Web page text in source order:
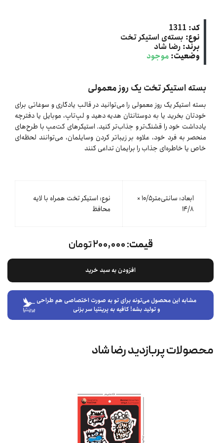
کد: 1311
نوع: بسته‌ی استیکر تخت
برند: رضا شاد
وضعیت: موجود
بسته استیکر تخت یک روز معمولی
بسته استیکر یک روز معمولی را می‌توانید در قالب یادگاری و سوغاتی برای
خودتان بخرید یا به دوستانتان هدیه دهید و لپ‌تاپ، موبایل یا دفترچه
یادداشت خود را قشنگ‌تر و جذاب‌تر کنید. استیکرهای کت‌مپ با طرح‌های
منحصر به فرد خود، علاوه بر زیباتر کردن وسایلمان، می‌توانند لحظه‌ای
خاص یا خاطره‌ای جذاب را برایمان تداعی کنند
ابعاد: سانتی‌متر۱۰/۵ ×
۱۴/٨
نوع: استیکر تخت همراه با لایه
محافظ
قیمت:۲۰۰,۰۰۰ تومان
افزودن به سبد خرید
مشابه این محصول می‌تونه برای تو به صورت اختصاصی هم طراحی
و تولید بشه! کافیه به پرینتیا سر بزنی
محصولات پربازدید رضا شاد